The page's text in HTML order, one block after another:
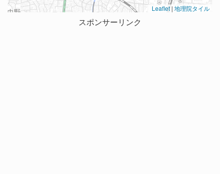
Leaflet | 地理院タイル
スポンサーリンク